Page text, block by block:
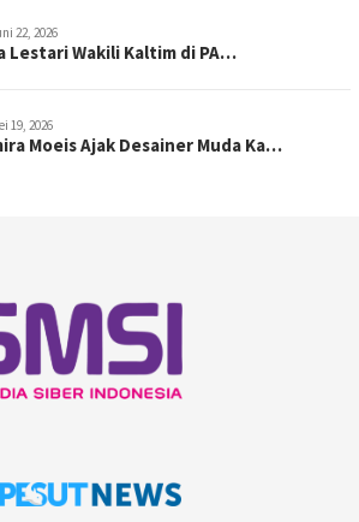
22, 2026
Lestari Wakili Kaltim di PA…
19, 2026
Moeis Ajak Desainer Muda Ka…